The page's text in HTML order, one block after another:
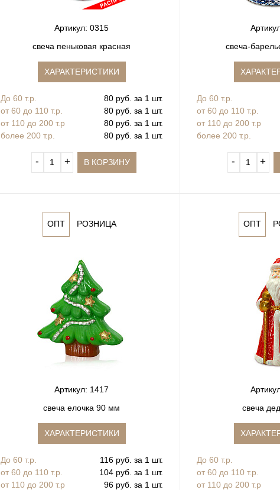
Артикул: 0315
свеча пеньковая красная
ХАРАКТЕРИСТИКИ
До 60 т.р.
80 руб. за 1 шт.
от 60 до 110 т.р.
80 руб. за 1 шт.
от 110 до 200 т.р
80 руб. за 1 шт.
более 200 т.р.
80 руб. за 1 шт.
‐ + В КОРЗИНУ
свеча-
До 60 т.р.
от 60 до 110 т.р.
от 110 до 200 т.р
более 200 т.р.
‐ +
ОПТ РОЗНИЦА
Артикул: 1417
свеча елочка 90 мм
ХАРАКТЕРИСТИКИ
До 60 т.р.
116 руб. за 1 шт.
от 60 до 110 т.р.
104 руб. за 1 шт.
от 110 до 200 т.р
96 руб. за 1 шт.
ОПТ
свеча
До 60 т.р.
от 60 до 110 т.р.
от 110 до 200 т.р